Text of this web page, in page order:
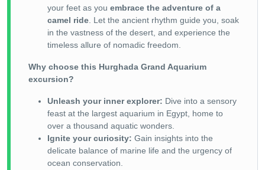
your feet as you embrace the adventure of a
camel ride . Let the ancient rhythm guide you, soak
in the vastness of the desert, and experience the
timeless allure of nomadic freedom.
Why choose this Hurghada Grand Aquarium
excursion?
Unleash your inner explorer: Dive into a sensory
feast at the largest aquarium in Egypt, home to
over a thousand aquatic wonders.
Ignite your curiosity: Gain insights into the
delicate balance of marine life and the urgency of
ocean conservation.